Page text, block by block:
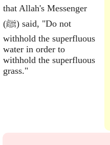
that Allah's Messenger
(ﷺ) said, "Do not
withhold the superfluous
water in order to
withhold the superfluous
grass."